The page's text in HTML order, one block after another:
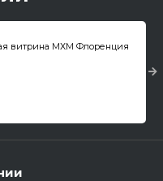
витрина МХМ Флоренция